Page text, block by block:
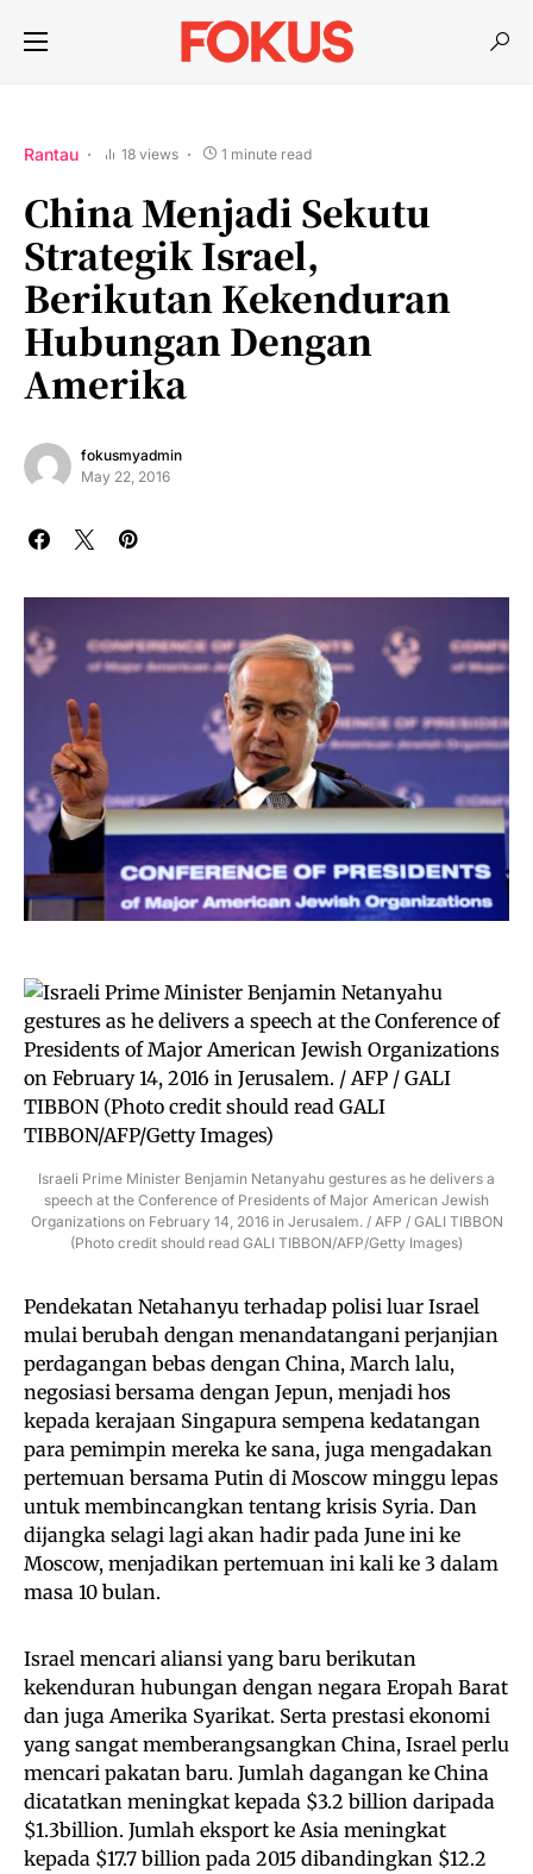
Rantau 18 views 1 minute read
China Menjadi Sekutu
Strategik Israel,
Berikutan Kekenduran
Hubungan Dengan
Amerika
fokusmyadmin
May 22, 2016
Israeli Prime Minister Benjamin Netanyahu gestures as he delivers a
speech at the Conference of Presidents of Major American Jewish
Organizations on February 14, 2016 in Jerusalem. / AFP / GALI TIBBON
(Photo credit should read GALI TIBBON/AFP/Getty Images)
Pendekatan Netahanyu terhadap polisi luar Israel
mulai berubah dengan menandatangani perjanjian
perdagangan bebas dengan China, March lalu,
negosiasi bersama dengan Jepun, menjadi hos
kepada kerajaan Singapura sempena kedatangan
para pemimpin mereka ke sana, juga mengadakan
pertemuan bersama Putin di Moscow minggu lepas
untuk membincangkan tentang krisis Syria. Dan
dijangka selagi lagi akan hadir pada June ini ke
Moscow, menjadikan pertemuan ini kali ke 3 dalam
masa 10 bulan.
Israel mencari aliansi yang baru berikutan
kekenduran hubungan dengan negara Eropah Barat
dan juga Amerika Syarikat. Serta prestasi ekonomi
yang sangat memberangsangkan China, Israel perlu
mencari pakatan baru. Jumlah dagangan ke China
dicatatkan meningkat kepada $3.2 billion daripada
$1.3billion. Jumlah eksport ke Asia meningkat
kepada $17.7 billion pada 2015 dibandingkan $12.2